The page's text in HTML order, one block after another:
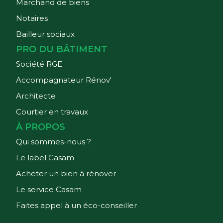
Marchand de biens
Notaires
Bailleur sociaux
PRO DU BÂTIMENT
Société RGE
Accompagnateur Rénov'
Architecte
Courtier en travaux
À PROPOS
Qui sommes-nous ?
Le label Casam
Acheter un bien à rénover
Le service Casam
Faites appel à un éco-conseiller